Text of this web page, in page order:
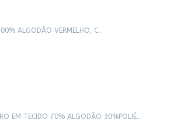
ALGODÃO VERMELHO, C..
EM TECIDO 70% ALGODÃO 30%POLIÉ..